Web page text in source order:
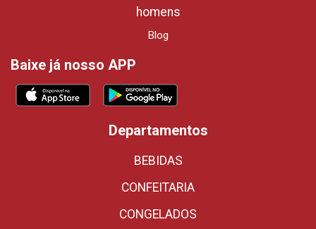
homens
Blog
Baixe já nosso APP
Departamentos
BEBIDAS
CONFEITARIA
CONGELADOS